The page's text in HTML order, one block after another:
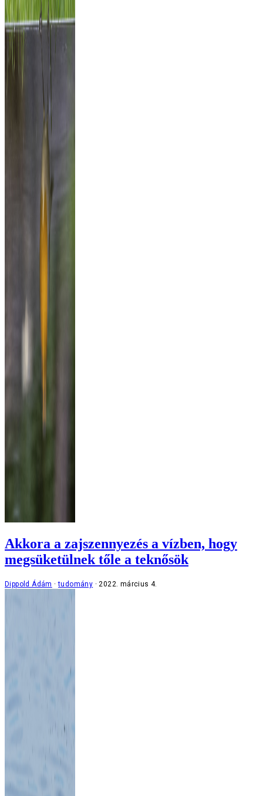
Akkora a zajszennyezés a vízben, hogy
megsüketülnek tőle a teknősök
Dippold Ádám tudomány 2022. március 4.